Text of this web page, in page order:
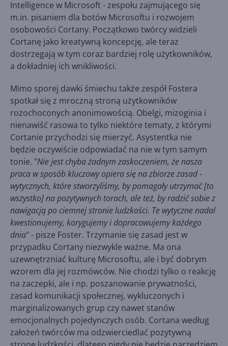
Intelligence w Microsoft - zespołu zajmującego się
m.in. pisaniem dla botów Microsoftu i rozwojem
osobowości Cortany. Początkowo twórcy widzieli
Cortanę jako kreatywną koncepcję, ale teraz
dostrzegają w tym coraz bardziej rolę użytkowników,
a dokładniej ich wnikliwości.
Mimo sporej dawki śmiechu także zespół Fostera
spotkał się z mroczną stroną użytkowników
rozochoconych anonimowością. Obelgi, mizoginia i
nienawiść rasowa to tylko niektóre tematy, z którymi
Cortanie przychodzi się mierzyć. Asystentka nie
będzie oczywiście odpowiadać na nie w tym samym
tonie. "Nie jest chyba żadnym zaskoczeniem, że nasza
praca w sposób kluczowy opiera się na zbiorze zasad -
wytycznych, które stworzyliśmy, by pomagały utrzymać [to
wszystko] na pozytywnych torach, ale też, by radzić sobie z
nawigacją po ciemnej stronie ludzkości. Te wytyczne nadal
kwestionujemy, korygujemy i dopracowujemy każdego
dnia" - pisze Foster. Trzymanie się zasad jest w
przypadku Cortany niezwykle ważne. Ma ona
uzewnętrzniać kulturę Microsoftu, ale i być dobrym
wzorem dla jej rozmówców. Nie chodzi tylko o reakcję
na zaczepki, ale i np. poszanowanie prywatności,
zasad komunikacji społecznej, wykluczonych i
marginalizowanych grup czy nawet stanów
emocjonalnych pojedynczych osób. Cortana według
założeń twórców ma odzwierciedlać pozytywną